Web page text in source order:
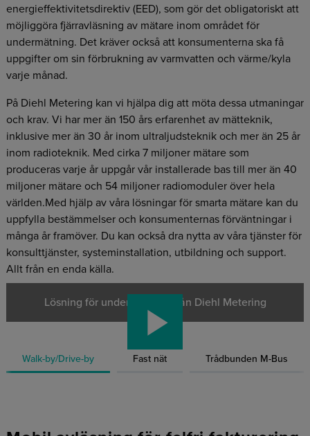
energieffektivitetsdirektiv (EED), som gör det obligatoriskt att
möjliggöra fjärravläsning av mätare inom området för
undermätning. Det kräver också att konsumenterna ska få
uppgifter om sin förbrukning av varmvatten och värme/kyla
varje månad.
På Diehl Metering kan vi hjälpa dig att möta dessa utmaningar
och krav. Vi har mer än 150 års erfarenhet av mätteknik,
inklusive mer än 30 år inom ultraljudsteknik och mer än 25 år
inom radioteknik. Med cirka 7 miljoner mätare som
produceras varje år uppgår vår installerade bas till mer än 40
miljoner mätare och 54 miljoner radiomoduler över hela
världen.Med hjälp av våra lösningar för smarta mätare kan du
uppfylla bestämmelser och konsumenternas förväntningar i
många år framöver. Du kan också dra nytta av våra tjänster för
konsulttjänster, systeminstallation, utbildning och support.
Allt från en enda källa.
Lösning för undermätning från Diehl Metering
Walk-by/Drive-by Fast nät Trådbunden M-Bus